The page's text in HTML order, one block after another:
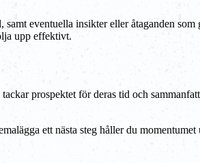
eventuella insikter eller åtaganden som
upp effektivt.
prospektet för deras tid och
ett nästa steg håller du momentumet